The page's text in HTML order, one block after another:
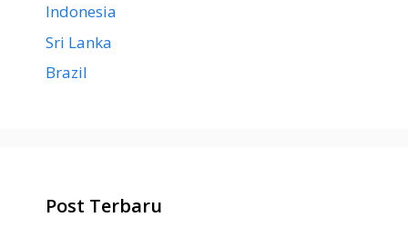
Indonesia
Sri Lanka
Brazil
Post Terbaru